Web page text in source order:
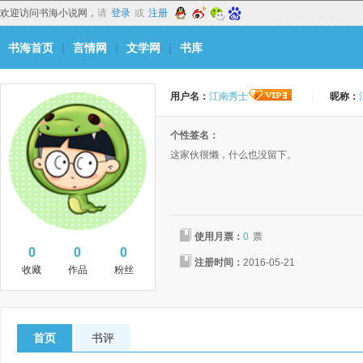
欢迎访问书海小说网， 请 登录 或 注册
书海首页 | 言情网 | 文学网 | 书库
0
收藏
0
作品
0
粉丝
用户名： 江南秀士 昵称：
个性签名：
这家伙很懒，什么也没留下。
使用月票： 0 票
注册时间： 2016-05-21
首页 书评